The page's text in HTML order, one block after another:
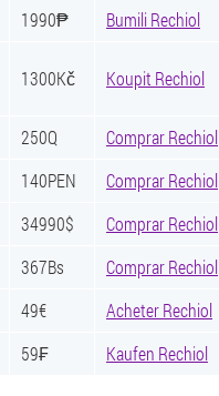
1990₱
Bumili Rechiol
1300Kč Koupit Rechiol
250Q
Comprar Rechiol
140PEN
Comprar Rechiol
34990$
Comprar Rechiol
367Bs
Comprar Rechiol
49€
Acheter Rechiol
59₣ Kaufen Rechiol